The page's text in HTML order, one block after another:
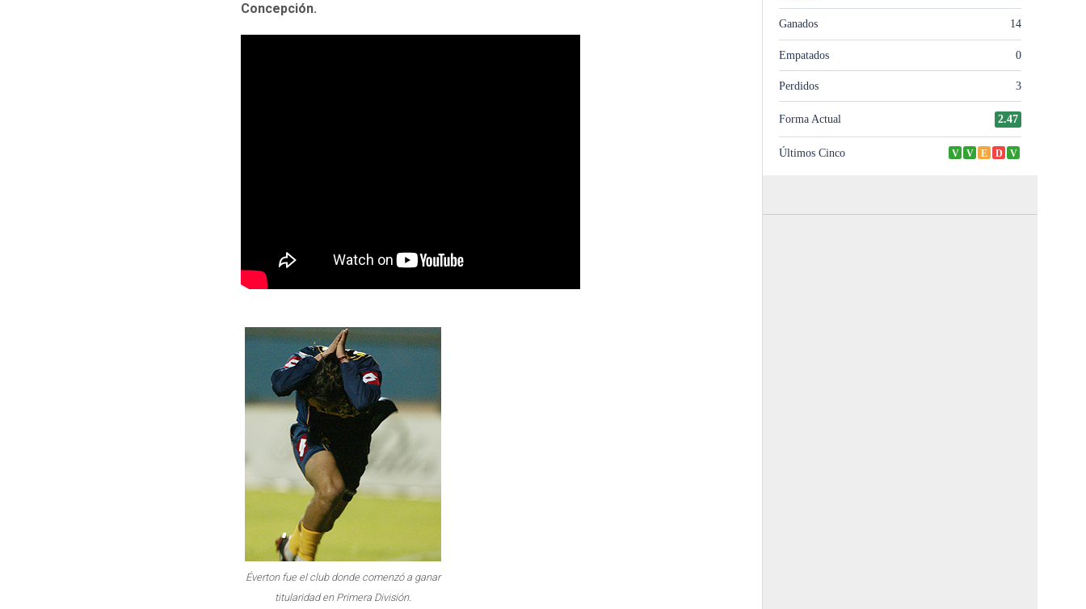
Concepción.
Éverton fue el club donde comenzó a ganar
titularidad en Primera División.